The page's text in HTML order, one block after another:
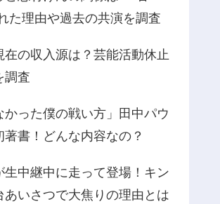
た理由や過去の共演を調査
在の収入源は？芸能活動休止
調査
かった僕の戦い方」田中パウ
著書！どんな内容なの？
生中継中に走って登場！キン
あいさつで大焦りの理由とは